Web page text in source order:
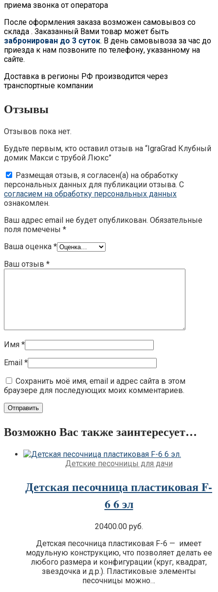
приема звонка от оператора
После оформления заказа возможен самовывоз со
склада . Заказанный Вами товар может быть
забронирован до 3 суток. В день самовывоза за час до
приезда к нам позвоните по телефону, указанному на
сайте.
Доставка в регионы РФ производится через
транспортные компании
Отзывы
Отзывов пока нет.
Будьте первым, кто оставил отзыв на “IgraGrad Клубный
домик Макси с трубой Люкс”
Размещая отзыв, я согласен(а) на обработку
персональных данных для публикации отзыва. С
согласием на обработку персональных данных
ознакомлен.
Ваш адрес email не будет опубликован. Обязательные
поля помечены *
Ваша оценка *
Ваш отзыв *
Имя *
Email *
Сохранить моё имя, email и адрес сайта в этом
браузере для последующих моих комментариев.
Возможно Вас также заинтересует…
Детские песочницы для дачи
Детская песочница пластиковая F-
6 6 эл
20400.00 руб.
Детская песочница пластиковая F-6 — имеет
модульную конструкцию, что позволяет делать ее
любого размера и конфигурации (круг, квадрат,
звездочка и д.р.). Пластиковые элементы
песочницы можно…